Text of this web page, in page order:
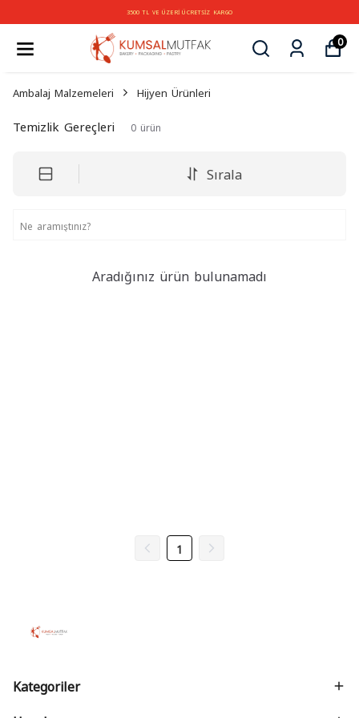
3500 TL VE ÜZERİ ÜCRETSİZ KARGO
0
Ambalaj Malzemeleri Hijyen Ürünleri
Temizlik Gereçleri 0 ürün
Sırala
Aradığınız ürün bulunamadı
1
Kategoriler